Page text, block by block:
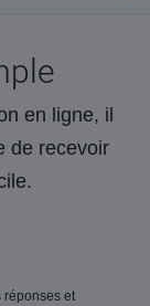
en ligne, il
de recevoir
réponses et